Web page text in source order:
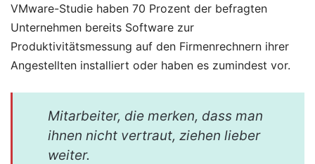
VMware-Studie haben 70 Prozent der befragten
Unternehmen bereits Software zur
Produktivitätsmessung auf den Firmenrechnern ihrer
Angestellten installiert oder haben es zumindest vor.
Mitarbeiter, die merken, dass man
ihnen nicht vertraut, ziehen lieber
weiter.